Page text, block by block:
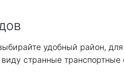
удобный район,
странные транспортные